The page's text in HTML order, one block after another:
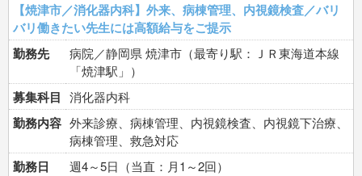
【焼津市／消化器内科】外来、病棟管理、内視鏡検査／バリ
バリ働きたい先生には高額給与をご提示
勤務先
病院／静岡県 焼津市（最寄り駅：ＪＲ東海道本線
「焼津駅」）
募集科目 消化器内科
勤務内容 外来診療、病棟管理、内視鏡検査、内視鏡下治療、
病棟管理、救急対応
勤務日 週4～5日（当直：月1～2回）